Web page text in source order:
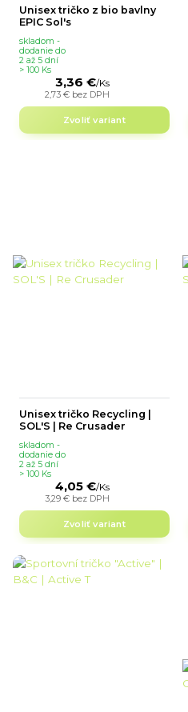
Unisex tričko z bio bavlny
EPIC Sol's
3,36 €/Ks
2,73 € bez DPH
skladom -
dodanie do
2 až 5 dní
> 100 Ks
Zvoliť variant
Unisex tričko Recycling |
SOL'S | Re Crusader
4,05 €/Ks
3,29 € bez DPH
skladom -
dodanie do
2 až 5 dní
> 100 Ks
Zvoliť variant